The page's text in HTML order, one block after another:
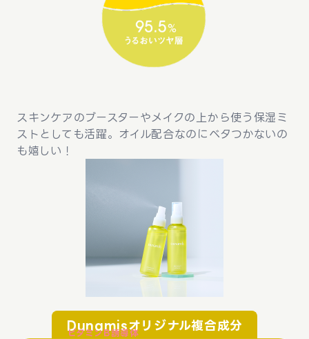
スキンケアのブースターやメイクの上から使う保湿ミ
ストとしても活躍。オイル配合なのにベタつかないの
も嬉しい！
Dunamisオリジナル複合成分
ビタミンB誘導体